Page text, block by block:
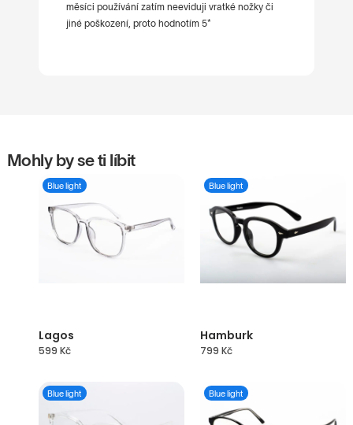
měsíci používání zatím neeviduji vratké nožky či
jiné poškození, proto hodnotím 5*
Mohly by se ti líbit
Blue light
Lagos
599 Kč
Blue light
Hamburk
799 Kč
Blue light Blue light